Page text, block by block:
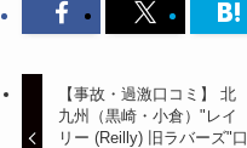
【事故・過激口コミ】 北
九州（黒崎・小倉）"レイ
リー (Reilly) 旧ラバーズ"口